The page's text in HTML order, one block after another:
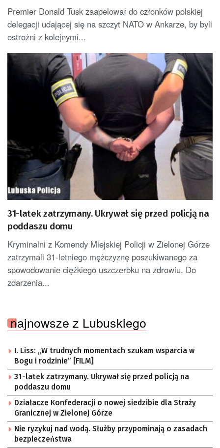
ze strony Polski
Premier Donald Tusk zaapelował do członków polskiej
delegacji udającej się na szczyt NATO w Ankarze, by byli
ostrożni z kolejnymi...
31-latek zatrzymany. Ukrywał się przed policją na
poddaszu domu
Kryminalni z Komendy Miejskiej Policji w Zielonej Górze
zatrzymali 31-letniego mężczyznę poszukiwanego za
spowodowanie ciężkiego uszczerbku na zdrowiu. Do
zdarzenia...
najnowsze z Lubuskiego
I. Liss: „W trudnych momentach szukam wsparcia w
Bogu i rodzinie” [FILM]
31-latek zatrzymany. Ukrywał się przed policją na
poddaszu domu
Działacze Konfederacji o nowej siedzibie dla Straży
Granicznej w Zielonej Górze
Nie ryzykuj nad wodą. Służby przypominają o zasadach
bezpieczeństwa